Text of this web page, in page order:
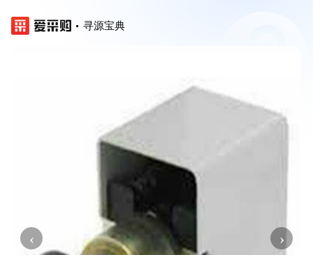
寻源宝典
‹ ›